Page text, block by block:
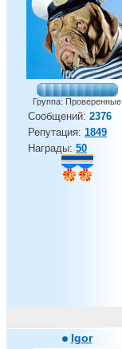
Группа: Проверенные
Сообщений: 2376
Репутация: 1849
Награды: 50
Igor